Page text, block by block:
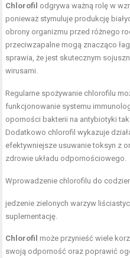
Chlorofil odgrywa ważną rolę w
ponieważ stymuluje produkcję
obrony organizmu przed różnego
przeciwzapalne mogą znacząco
sprawia, że jest skutecznym
wirusami.
Regularne spożywanie chlorofilu
funkcjonowanie systemu
oporności bakterii na antybiotyki
Dodatkowo chlorofil wykazuje
efektywniejsze usuwanie toksyn z
zdrowie układu odpornościowego.
Wprowadzenie chlorofilu do
jedzenie zielonych warzyw
suplementację.
Chlorofil może przynieść wiele
swoją odporność oraz poprawić